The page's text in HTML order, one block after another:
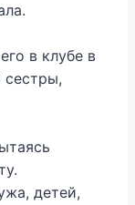
в клубе в
сестры,
детей,